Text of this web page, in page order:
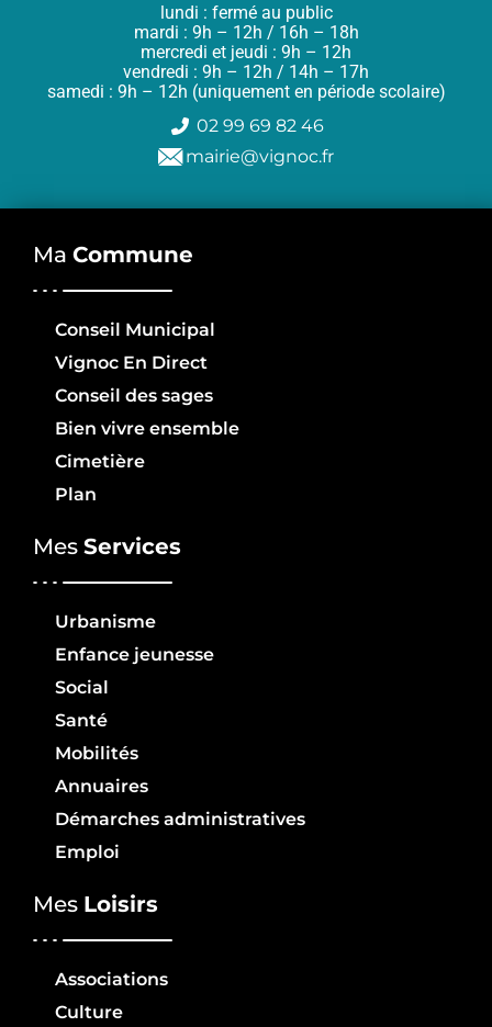
lundi : fermé au public
mardi : 9h – 12h / 16h – 18h
mercredi et jeudi : 9h – 12h
vendredi : 9h – 12h / 14h – 17h
samedi : 9h – 12h (uniquement en période scolaire)
02 99 69 82 46
mairie@vignoc.fr
Ma Commune
Conseil Municipal
Vignoc En Direct
Conseil des sages
Bien vivre ensemble
Cimetière
Plan
Mes Services
Urbanisme
Enfance jeunesse
Social
Santé
Mobilités
Annuaires
Démarches administratives
Emploi
Mes Loisirs
Associations
Culture